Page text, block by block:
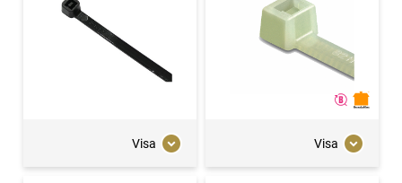
Visa Visa